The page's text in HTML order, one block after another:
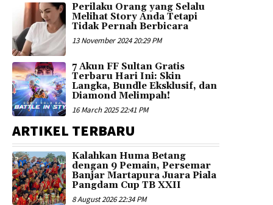
Perilaku Orang yang Selalu
Melihat Story Anda Tetapi
Tidak Pernah Berbicara
13 November 2024 20:29 PM
7 Akun FF Sultan Gratis
Terbaru Hari Ini: Skin
Langka, Bundle Eksklusif, dan
Diamond Melimpah!
16 March 2025 22:41 PM
ARTIKEL TERBARU
Kalahkan Huma Betang
dengan 9 Pemain, Persemar
Banjar Martapura Juara Piala
Pangdam Cup TB XXII
8 August 2026 22:34 PM